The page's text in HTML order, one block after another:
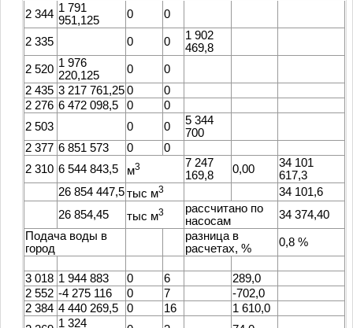
2 344 1 791
951,125
0 0
2 335 0 0
1 902
469,8
2 520 1 976
220,125
0
0
2 435 3 217 761,250
0
2 276 6 472 098,5 0
0
2 503
0 0
5 344
700
2 377 6 851 573 0
0
2 310 6 544 843,5 м3
7 247
169,8
0,00
34 101
617,3
26 854 447,5тыс м3
34 101,6
26 854,45
тыс м3
рассчитано по
насосам
34 374,40
Подача воды в
город
разница в
расчетах, %
0,8 %
3 018 1 944 883 0 6
289,0
2 552 -4 275 116 0 7
-702,0
2 384 4 440 269,5 0 16
1 610,0
1 324